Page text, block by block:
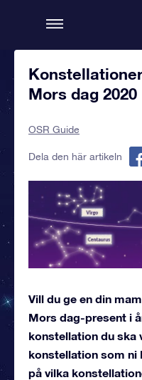
Mors dag 2020
OSR Guide
Dela den här artikeln
Vill du ge en din
Mors dag-present i
konstellation du ska
konstellation som ni
på vilka